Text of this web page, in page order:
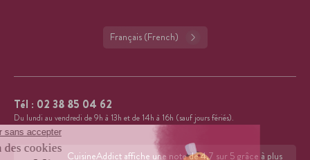
Français (French)
Tél : 02 38 85 04 62
Du lundi au vendredi de 9h à 13h et de 14h à 16h (sauf jours fériés).
CuisineAddict affiche une note de 4,7 sur 5 grâce à plus